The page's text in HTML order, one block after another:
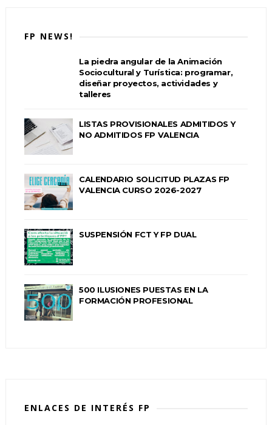
FP NEWS!
La piedra angular de la Animación
Sociocultural y Turística: programar,
diseñar proyectos, actividades y
talleres
LISTAS PROVISIONALES ADMITIDOS Y
NO ADMITIDOS FP VALENCIA
CALENDARIO SOLICITUD PLAZAS FP
VALENCIA CURSO 2026-2027
SUSPENSIÓN FCT Y FP DUAL
500 ILUSIONES PUESTAS EN LA
FORMACIÓN PROFESIONAL
ENLACES DE INTERÉS FP